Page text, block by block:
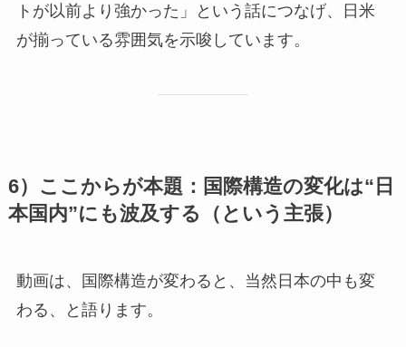
トが以前より強かった」という話につなげ、日米
が揃っている雰囲気を示唆しています。
6）ここからが本題：国際構造の変化は“日
本国内”にも波及する（という主張）
動画は、国際構造が変わると、当然日本の中も変
わる、と語ります。